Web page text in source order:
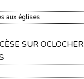
aux églises
SUR OCLOCHER